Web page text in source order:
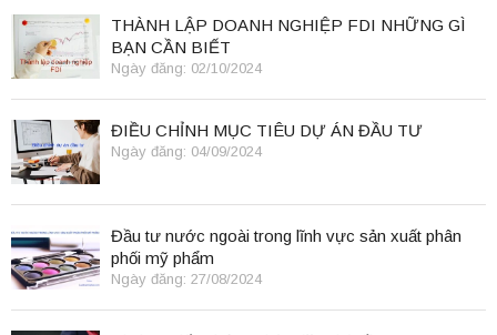
THÀNH LẬP DOANH NGHIỆP FDI NHỮNG GÌ
BẠN CẦN BIẾT
Ngày đăng: 02/10/2024
ĐIỀU CHỈNH MỤC TIÊU DỰ ÁN ĐẦU TƯ
Ngày đăng: 04/09/2024
Đầu tư nước ngoài trong lĩnh vực sản xuất phân
phối mỹ phẩm
Ngày đăng: 27/08/2024